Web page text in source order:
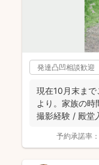
発達凸凹相談歓迎
現在10月末まで
より。家族の
撮影経験 / 殿堂
予約承諾率：